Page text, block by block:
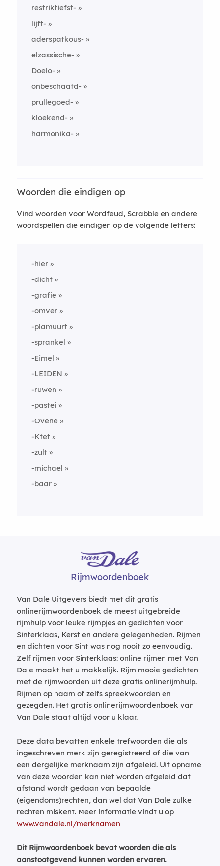
restriktiefst-
lijft-
aderspatkous-
elzassische-
Doelo-
onbeschaafd-
prullegoed-
kloekend-
harmonika-
Woorden die eindigen op
Vind woorden voor Wordfeud, Scrabble en andere
woordspellen die eindigen op de volgende letters:
-hier
-dicht
-grafie
-omver
-plamuurt
-sprankel
-Eimel
-LEIDEN
-ruwen
-pastei
-Ovene
-Ktet
-zult
-michael
-baar
Rijmwoordenboek
Van Dale Uitgevers biedt met dit gratis
onlinerijmwoordenboek de meest uitgebreide
rijmhulp voor leuke rijmpjes en gedichten voor
Sinterklaas, Kerst en andere gelegenheden. Rijmen
en dichten voor Sint was nog nooit zo eenvoudig.
Zelf rijmen voor Sinterklaas: online rijmen met Van
Dale maakt het u makkelijk. Rijm mooie gedichten
met de rijmwoorden uit deze gratis onlinerijmhulp.
Rijmen op naam of zelfs spreekwoorden en
gezegden. Het gratis onlinerijmwoordenboek van
Van Dale staat altijd voor u klaar.
Deze data bevatten enkele trefwoorden die als
ingeschreven merk zijn geregistreerd of die van
een dergelijke merknaam zijn afgeleid. Uit opname
van deze woorden kan niet worden afgeleid dat
afstand wordt gedaan van bepaalde
(eigendoms)rechten, dan wel dat Van Dale zulke
rechten miskent. Meer informatie vindt u op
www.vandale.nl/merknamen
Dit Rijmwoordenboek bevat woorden die als
aanstootgevend kunnen worden ervaren.